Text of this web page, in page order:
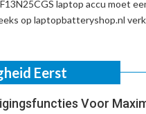
laptop accu moet
op laptopbatteryshop.nl
Eerst
Voor